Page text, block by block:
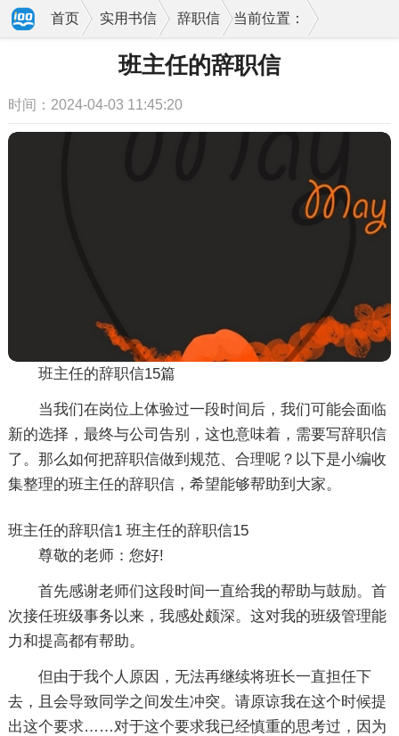
当前位置：
首页 实用书信 辞职信
班主任的辞职信
时间：2024-04-03 11:45:20
班主任的辞职信15篇
当我们在岗位上体验过一段时间后，我们可能会面临
新的选择，最终与公司告别，这也意味着，需要写辞职信
了。那么如何把辞职信做到规范、合理呢？以下是小编收
集整理的班主任的辞职信，希望能够帮助到大家。
班主任的辞职信1
尊敬的老师：您好!
首先感谢老师们这段时间一直给我的帮助与鼓励。首
次接任班级事务以来，我感处颇深。这对我的班级管理能
力和提高都有帮助。
但由于我个人原因，无法再继续将班长一直担任下
去，且会导致同学之间发生冲突。请原谅我在这个时候提
出这个要求……对于这个要求我已经慎重的思考过，因为
班主任的辞职信15